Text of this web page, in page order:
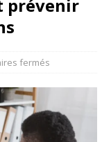
prévenir
fermés